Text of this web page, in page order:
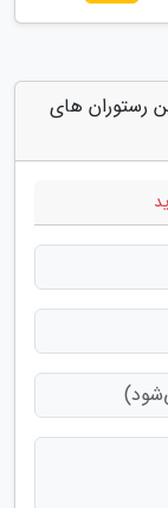
رستوران های